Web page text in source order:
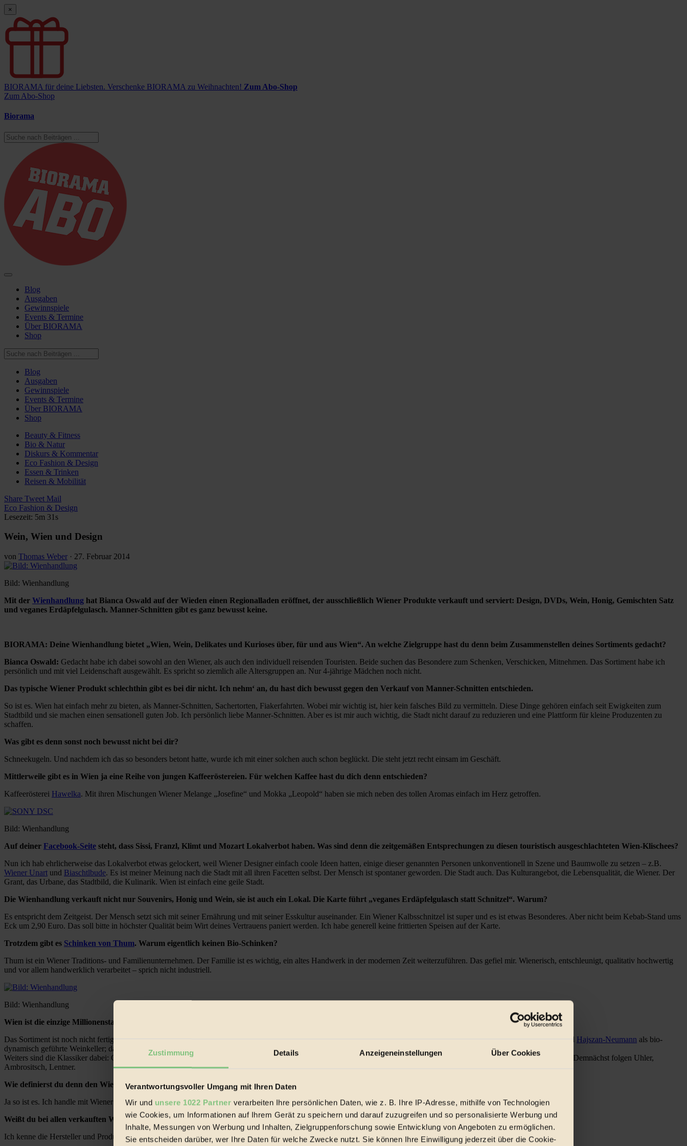
Zustimmung Details Anzeigeneinstellungen Über Cookies
Verantwortungsvoller Umgang mit Ihren Daten
Wir und unsere 1022 Partner verarbeiten Ihre persönlichen Daten, wie z. B. Ihre IP-Adresse, mithilfe von Technologien
wie Cookies, um Informationen auf Ihrem Gerät zu speichern und darauf zuzugreifen und so personalisierte Werbung und
Inhalte, Messungen von Werbung und Inhalten, Zielgruppenforschung sowie Entwicklung von Angeboten zu ermöglichen.
Sie entscheiden darüber, wer Ihre Daten für welche Zwecke nutzt. Sie können Ihre Einwilligung jederzeit über die Cookie-
×
BIORAMA für deine Liebsten. Verschenke BIORAMA zu Weihnachten! Zum Abo-Shop
Zum Abo-Shop
Biorama
Blog
Ausgaben
Gewinnspiele
Events & Termine
Über BIORAMA
Shop
Blog
Ausgaben
Gewinnspiele
Events & Termine
Über BIORAMA
Shop
Beauty & Fitness
Bio & Natur
Diskurs & Kommentar
Eco Fashion & Design
Essen & Trinken
Reisen & Mobilität
Share Tweet Mail
Eco Fashion & Design
Lesezeit: 5m 31s
Wein, Wien und Design
von Thomas Weber · 27. Februar 2014
Bild: Wienhandlung
Mit der Wienhandlung hat Bianca Oswald auf der Wieden einen Regionalladen eröffnet, der ausschließlich Wiener Produkte verkauft und serviert: Design, DVDs, Wein, Honig, Gemischten Satz
und veganes Erdäpfelgulasch. Manner-Schnitten gibt es ganz bewusst keine.
BIORAMA: Deine Wienhandlung bietet „Wien, Wein, Delikates und Kurioses über, für und aus Wien“. An welche Zielgruppe hast du denn beim Zusammenstellen deines Sortiments gedacht?
Bianca Oswald: Gedacht habe ich dabei sowohl an den Wiener, als auch den individuell reisenden Touristen. Beide suchen das Besondere zum Schenken, Verschicken, Mitnehmen. Das Sortiment habe ich
persönlich und mit viel Leidenschaft ausgewählt. Es spricht so ziemlich alle Altersgruppen an. Nur 4-jährige Mädchen noch nicht.
Das typische Wiener Produkt schlechthin gibt es bei dir nicht. Ich nehm‘ an, du hast dich bewusst gegen den Verkauf von Manner-Schnitten entschieden.
So ist es. Wien hat einfach mehr zu bieten, als Manner-Schnitten, Sachertorten, Fiakerfahrten. Wobei mir wichtig ist, hier kein falsches Bild zu vermitteln. Diese Dinge gehören einfach seit Ewigkeiten zum
Stadtbild und sie machen einen sensationell guten Job. Ich persönlich liebe Manner-Schnitten. Aber es ist mir auch wichtig, die Stadt nicht darauf zu reduzieren und eine Plattform für kleine Produzenten zu
schaffen.
Was gibt es denn sonst noch bewusst nicht bei dir?
Schneekugeln. Und nachdem ich das so besonders betont hatte, wurde ich mit einer solchen auch schon beglückt. Die steht jetzt recht einsam im Geschäft.
Mittlerweile gibt es in Wien ja eine Reihe von jungen Kaffeeröstereien. Für welchen Kaffee hast du dich denn entschieden?
Kaffeerösterei Hawelka. Mit ihren Mischungen Wiener Melange „Josefine“ und Mokka „Leopold“ haben sie mich neben des tollen Aromas einfach im Herz getroffen.
Bild: Wienhandlung
Auf deiner Facebook-Seite steht, dass Sissi, Franzl, Klimt und Mozart Lokalverbot haben. Was sind denn die zeitgemäßen Entsprechungen zu diesen touristisch ausgeschlachteten Wien-Klischees?
Nun ich hab ehrlicherweise das Lokalverbot etwas gelockert, weil Wiener Designer einfach coole Ideen hatten, einige dieser genannten Personen unkonventionell in Szene und Baumwolle zu setzen – z.B.
Wiener Unart und Biaschtlbude. Es ist meiner Meinung nach die Stadt mit all ihren Facetten selbst. Der Mensch ist spontaner geworden. Die Stadt auch. Das Kulturangebot, die Lebensqualität, die Wiener. Der
Grant, das Urbane, das Stadtbild, die Kulinarik. Wien ist einfach eine geile Stadt.
Die Wienhandlung verkauft nicht nur Souvenirs, Honig und Wein, sie ist auch ein Lokal. Die Karte führt „veganes Erdäpfelgulasch statt Schnitzel“. Warum?
Es entspricht dem Zeitgeist. Der Mensch setzt sich mit seiner Ernährung und mit seiner Esskultur auseinander. Ein Wiener Kalbsschnitzel ist super und es ist etwas Besonderes. Aber nicht beim Kebab-Stand ums
Eck um 2,90 Euro. Das soll bitte in höchster Qualität beim Wirt deines Vertrauens paniert werden. Ich habe generell keine frittierten Speisen auf der Karte.
Trotzdem gibt es Schinken von Thum. Warum eigentlich keinen Bio-Schinken?
Thum ist ein Wiener Traditions- und Familienunternehmen. Der Familie ist es wichtig, ein altes Handwerk in der modernen Zeit weiterzuführen. Das gefiel mir. Wienerisch, entschleunigt, qualitativ hochwertig
und vor allem handwerklich verarbeitet – sprich nicht industriell.
Bild: Wienhandlung
Wien ist die einzige Millionenstadt der Welt, innerhalb deren Stadtgrenzen Wein angebaut wird. Für welche Winzer hast du dich warum entschieden?
Das Sortiment ist noch nicht fertig, zumal die Eröffnung genau in die Zeit zwischen „2012-Austrinken“ und „2013-Abfüllen“ gefallen ist. Im Moment findet man
und Hajszan-Neumann als bio-
dynamisch geführte Weinkeller; das war mir wichtig, weil bio-dynamisch meiner Meinung nach am Beginn einer sehr großen Reise steht.
Weiters sind die Klassiker dabei: Christ, Mayer am Pfarrplatz, Rotes Haus, Edlmoser, Cobenzl und auch das Stift Klosterneuburg – ja, auch die haben viele Weingärten in Wien. Demnächst folgen Uhler,
Ambrositsch, Lentner.
Wie definierst du denn den Wien-Begriff der Wienhandlung. Werden alle von dir verkauften Produkte auch in Wien hergestellt?
Ja so ist es. Ich handle mit Wiener Produkten, die innerhalb der Stadtgrenzen produziert werden. Und die verkaufe ich nicht nur, die kann man bei mir auch konsumieren.
Weißt du bei allen verkauften Waren wie und unter welchen Bedingungen sie hergestellt werden?
Ich kenne die Hersteller und Produktionsstätten alle persönlich.